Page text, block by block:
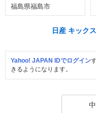
福島県福島市
日産 キック
Yahoo! JAPAN IDでログイン
きるようになります。